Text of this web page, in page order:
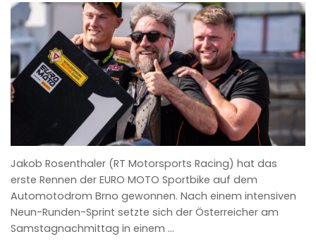
ROWENA HINZMANN
Jakob Rosenthaler (RT Motorsports Racing) hat das
erste Rennen der EURO MOTO Sportbike auf dem
Automotodrom Brno gewonnen. Nach einem intensiven
Neun-Runden-Sprint setzte sich der Österreicher am
Samstagnachmittag in einem …